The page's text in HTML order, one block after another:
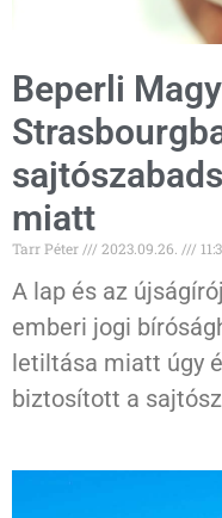
Beperli
miatt
Tarr Péter 2023.09.26.
A lap és az
emberi jogi
letiltása miatt úgy
biztosított a